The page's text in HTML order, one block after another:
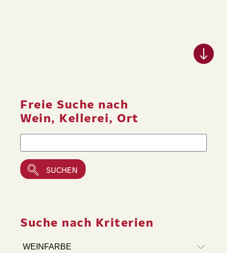
Freie Suche nach
Wein, Kellerei, Ort
Suche nach Kriterien